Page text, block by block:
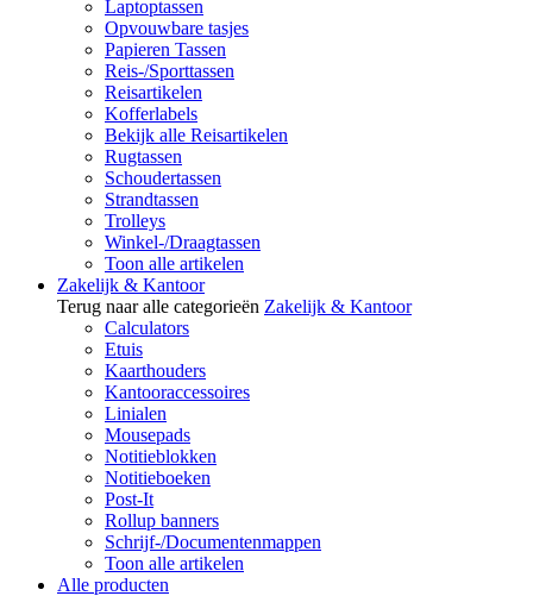
Laptoptassen
Opvouwbare tasjes
Papieren Tassen
Reis-/Sporttassen
Reisartikelen
Kofferlabels
Bekijk alle Reisartikelen
Rugtassen
Schoudertassen
Strandtassen
Trolleys
Winkel-/Draagtassen
Toon alle artikelen
Zakelijk & Kantoor
Terug naar alle categorieën Zakelijk & Kantoor
Calculators
Etuis
Kaarthouders
Kantooraccessoires
Linialen
Mousepads
Notitieblokken
Notitieboeken
Post-It
Rollup banners
Schrijf-/Documentenmappen
Toon alle artikelen
Alle producten